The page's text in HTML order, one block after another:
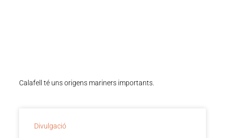
Calafell té uns origens mariners importants.
Divulgació